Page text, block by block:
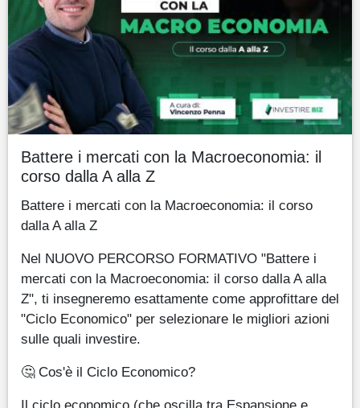
Battere i mercati con la Macroeconomia: il
corso dalla A alla Z
Battere i mercati con la Macroeconomia: il corso
dalla A alla Z
Nel NUOVO PERCORSO FORMATIVO "Battere i
mercati con la Macroeconomia: il corso dalla A alla
Z", ti insegneremo esattamente come approfittare del
"Ciclo Economico" per selezionare le migliori azioni
sulle quali investire.
🤔 Cos'è il Ciclo Economico?
Il ciclo economico (che oscilla tra Espansione e